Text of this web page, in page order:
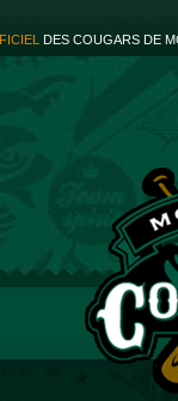
DES COUGARS DE